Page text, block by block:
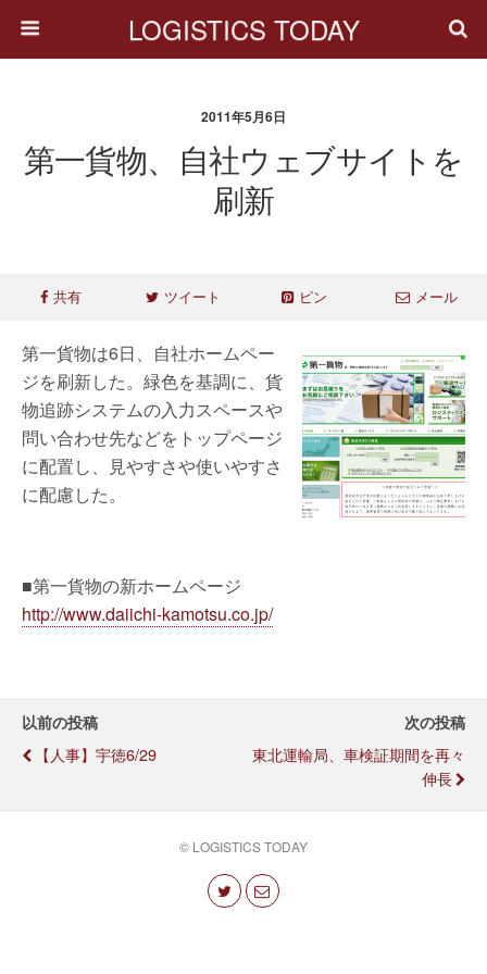
LOGISTICS TODAY
2011年5月6日
第一貨物、自社ウェブサイトを
刷新
共有 ツイート ピン メール
第一貨物は6日、自社ホームペー
ジを刷新した。緑色を基調に、貨
物追跡システムの入力スペースや
問い合わせ先などをトップページ
に配置し、見やすさや使いやすさ
に配慮した。
■第一貨物の新ホームページ
http://www.daiichi-kamotsu.co.jp/
以前の投稿
【人事】宇徳6/29
次の投稿
東北運輸局、車検証期間を再々
伸長
© LOGISTICS TODAY